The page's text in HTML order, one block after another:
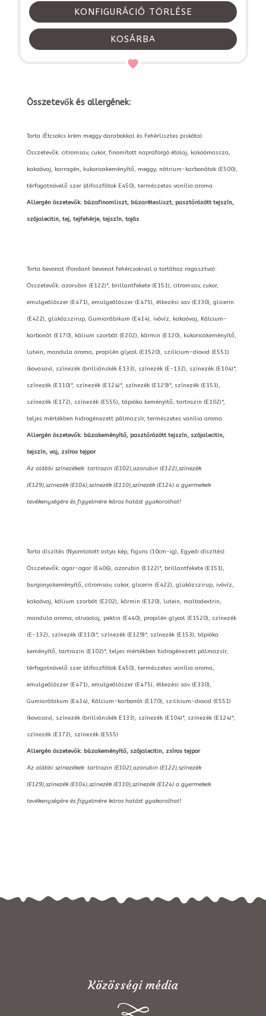
KONFIGURÁCIÓ TÖRLÉSE
KOSÁRBA
Összetevők és allergének:
Torta (Étcsokis krém meggy darabokkal és Fehérlisztes piskóta):
Összetevők: citromsav, cukor, finomított napraforgó étolaj, kakaómassza,
kakaóvaj, karragén, kukoricakeményítő, meggy, nátrium-karbonátok (E500),
térfogatnövelő szer (difoszfátok E450), természetes vanília aroma
Allergén öszetevők: búzafinomliszt, búzarétesliszt, pasztőrözött tejszín,
szójalecitin, tej, tejfehérje, tejszín, tojás
Torta bevonat (Fondant bevonat fehércsokival a tortához ragasztva):
Összetevők: azorubin (E122)*, brillantfekete (E151), citromsav, cukor,
emulgeálószer (E471), emulgeálószer (E475), étkezési sav (E330), glicerin
(E422), glükózszirup, Gumiarábikum (E414), ivóvíz, kakaóvaj, Kálcium-
karbonát (E170), kálium szorbát (E202), kármin (E120), kukoricakeményítő,
lutein, mandula aroma, propilén glycol (E1520), szilícium-dioxid (E551)
(kovasav), színezék (brilliánskék E133), színezék (E-132), színezék (E104)*,
színezék (E110)*, színezék (E124)*, színezék (E129)*, színezék (E153),
színezék (E172), színezék (E555), tápióka keményítő, tartrazin (E102)*,
teljes mértékben hidrogénezett pálmazsír, természetes vanília aroma
Allergén öszetevők: búzakeményítő, pasztőrözött tejszín, szójalecitin,
tejszín, vaj, zsíros tejpor
Az alábbi színezékek: tartrazin (E102),azorubin (E122),színezék
(E129),színezék (E104),színezék (E110),színezék (E124) a gyermekek
tevékenységére és figyelmére káros hatást gyakorolhat!
Torta díszítés (Nyomtatott ostya kép, figura (10cm-ig), Egyedi díszítés):
Összetevők: agar-agar (E406), azorubin (E122)*, brillantfekete (E151),
burgonyakeményítő, citromsav, cukor, glicerin (E422), glükózszirup, ivóvíz,
kakaóvaj, kálium szorbát (E202), kármin (E120), lutein, maltodextrin,
mandula aroma, olivaolaj, pektin (E440), propilén glycol (E1520), színezék
(E-132), színezék (E110)*, színezék (E129)*, színezék (E153), tápióka
keményítő, tartrazin (E102)*, teljes mértékben hidrogénezett pálmazsír,
térfogatnövelő szer (difoszfátok E450), természetes vanília aroma,
emulgeálószer (E471), emulgeálószer (E475), étkezési sav (E330),
Gumiarábikum (E414), Kálcium-karbonát (E170), szilícium-dioxid (E551)
(kovasav), színezék (brilliánskék E133), színezék (E104)*, színezék (E124)*,
színezék (E172), színezék (E555)
Allergén öszetevők: búzakeményítő, szójalecitin, zsíros tejpor
Az alábbi színezékek: tartrazin (E102),azorubin (E122),színezék
(E129),színezék (E104),színezék (E110),színezék (E124) a gyermekek
tevékenységére és figyelmére káros hatást gyakorolhat!
Közösségi média